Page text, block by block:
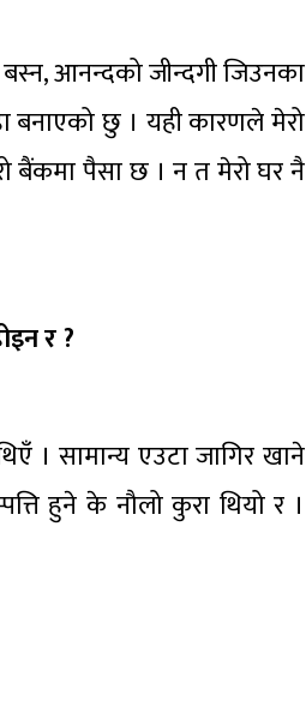
बस्न, आनन्दको जीन्दगी जिउनका
बनाएको छु । यही कारणले मेरो
बैंकमा पैसा छ । न त मेरो घर नै
र ?
। सामान्य एउटा जागिर खाने
हुने के नौलो कुरा थियो र ।